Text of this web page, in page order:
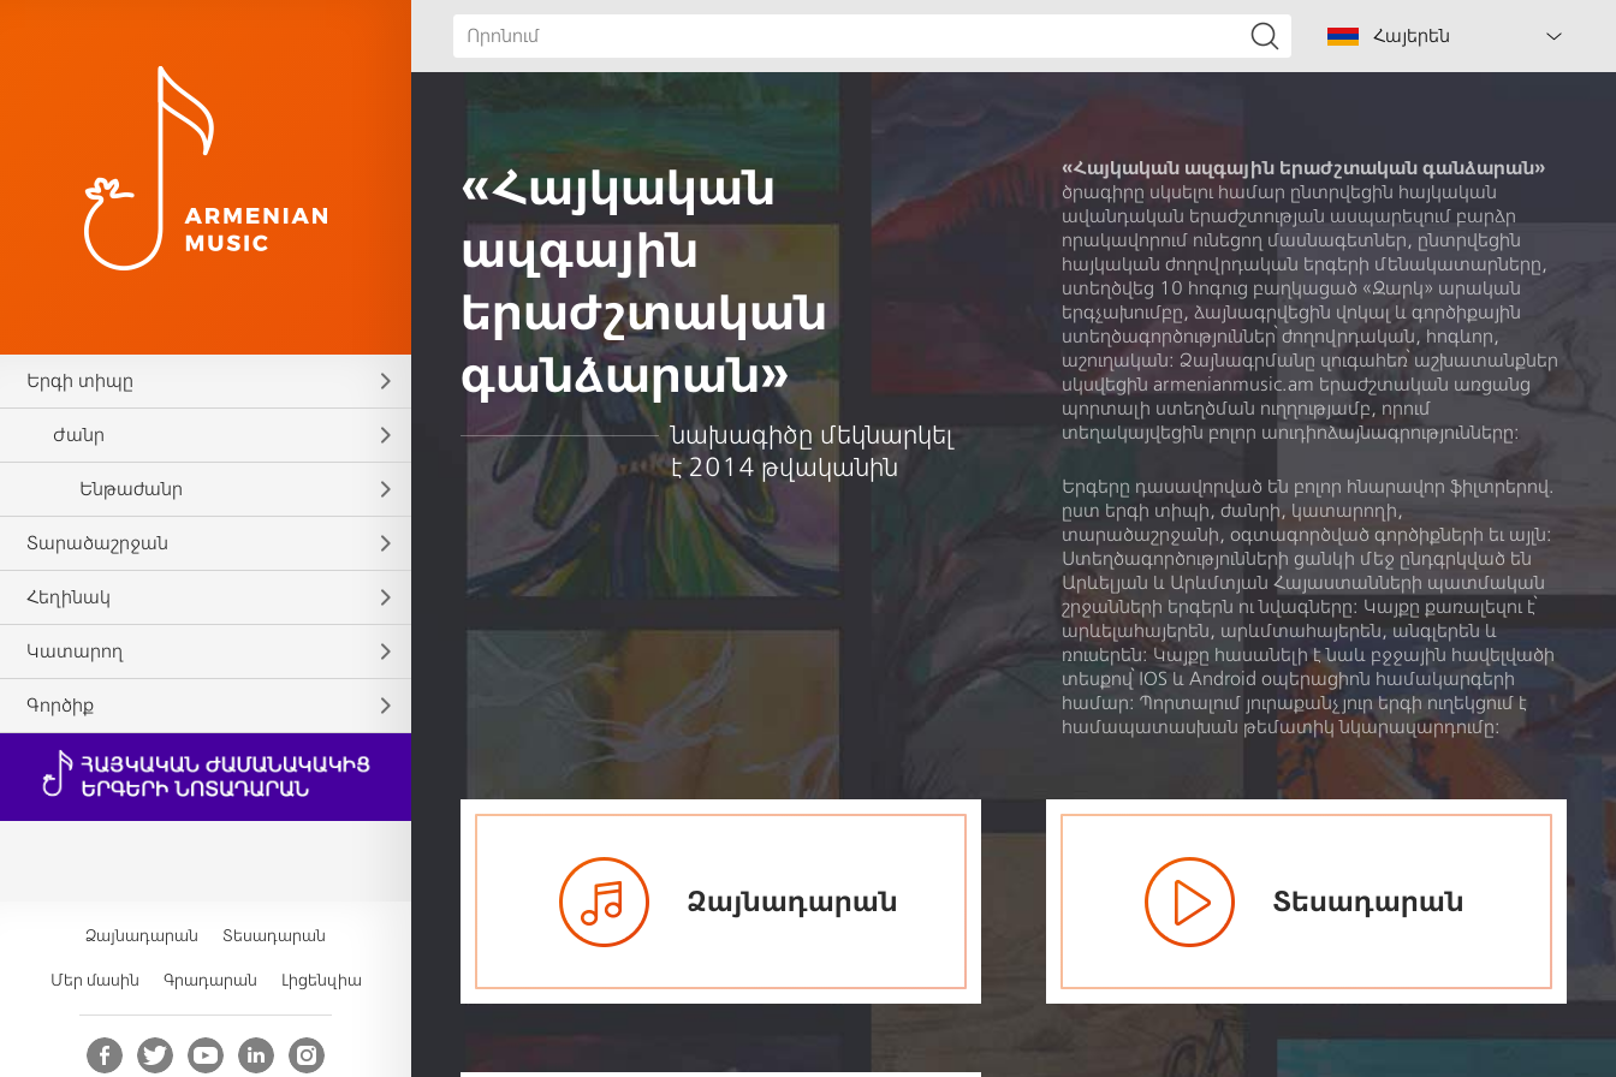
Երգի տիպը
Ժանր
Ենթաժանր
Տարածաշրջան
Հեղինակ
Կատարող
Գործիք
Ձայնադարան Տեսադարան
Մեր մասին Գրադարան Լիցենզիա
«Հայկական
ազգային
երաժշտական
գանձարան»
նախագիծը մեկնարկել
է 2014 թվականին
«Հայկական ազգային երաժշտական գանձարան»
ծրագիրը սկսելու համար ընտրվեցին հայկական
ավանդական երաժշտության ասպարեզում բարձր
որակավորում ունեցող մասնագետներ, ընտրվեցին
հայկական ժողովրդական երգերի մենակատարները,
ստեղծվեց 10 հոգուց բաղկացած «Զարկ» արական
երգչախումբը, ձայնագրվեցին վոկալ և գործիքային
ստեղծագործություններ՝ ժողովրդական, հոգևոր,
աշուղական: Ձայնագրմանը զուգահեռ՝ աշխատանքներ
սկսվեցին armenianmusic.am երաժշտական առցանց
պորտալի ստեղծման ուղղությամբ, որում
տեղակայվեցին բոլոր աուդիոձայնագրությունները:
Երգերը դասավորված են բոլոր հնարավոր ֆիլտրերով.
ըստ երգի տիպի, ժանրի, կատարողի,
տարածաշրջանի, օգտագործված գործիքների եւ այլն:
Ստեղծագործությունների ցանկի մեջ ընդգրկված են
Արևելյան և Արևմտյան Հայաստանների պատմական
շրջանների երգերն ու նվագները: Կայքը քառալեզու է՝
արևելահայերեն, արևմտահայերեն, անգլերեն և
ռուսերեն։ Կայքը հասանելի է նաև բջջային հավելվածի
տեսքով՝ IOS և Android օպերացիոն համակարգերի
համար: Պորտալում յուրաքանչյուր երգի ուղեկցում է
համապատասխան թեմատիկ նկարազարդումը:
Ձայնադարան Տեսադարան
Հայերեն